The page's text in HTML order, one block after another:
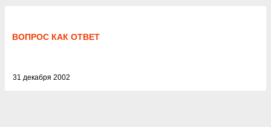
ВОПРОС КАК ОТВЕТ
31 декабря 2002